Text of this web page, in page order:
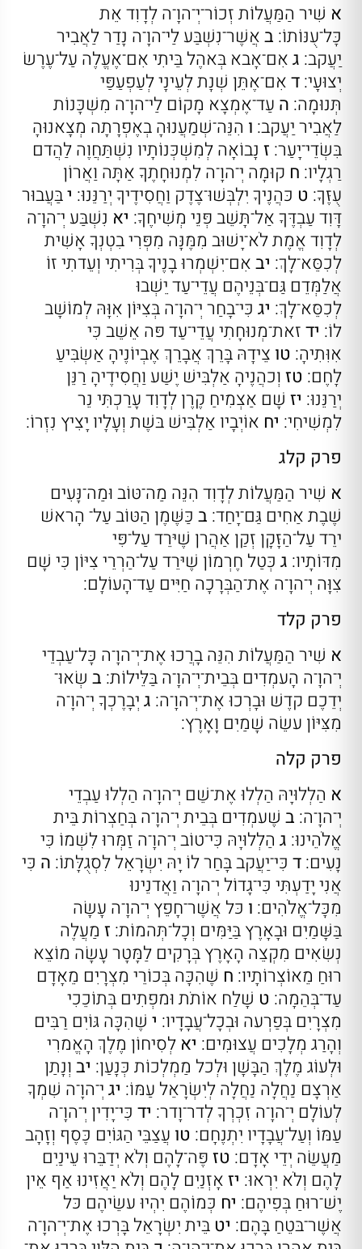
א שִׁיר הַמַּעֲלוֹת זְכוֹר־יְ־הוָ־ה לְדָוִד אֵת
כָּל־עֻנּוֹתוֹ: באֲשֶׁר־נִשְׁבַּע לַי־הוָ־ה נָדַר לַאֲבִיר
יַעֲקב: גאִם־אָבא בְּאהֶל בֵּיתִי אִם־אֶעֱלֶה עַל־עֶרֶשׂ
יְצוּעָי:דאִם־אֶתֵּן שְׁנָת לְעֵינָי לְעַפְעַפַּי
תְּנוּמָה: ה עַד־אֶמְצָא מָקוֹם לַי־הוָ־ה מִשְׁכָּנוֹת
לַאֲבִיר יַעֲקב: ו הִנֵּה־שְׁמַעֲנוּהָ בְאֶפְרָתָה מְצָאנוּהָ
בִּשְׂדֵי־יָעַר: ז נָבוֹאָה לְמִשְׁכְּנוֹתָיו נִשְׁתַּחֲוֶה לַהֲדם
רַגְלָיו: ח קוּמָה יְ־הוָ־ה לִמְנוּחָתֶךָ אַתָּה וַאֲרוֹן
עֻזֶּךָ: ט כּהֲנֶיךָ יִלְבְּשׁוּ־צֶדֶק וַחֲסִידֶיךָ יְרַנֵּנוּ: יבַּעֲבוּר
דָּוִד עַבְדֶּךָ אַל־תָּשֵׁב פְּנֵי מְשִׁיחֶךָ: יא נִשְׁבַּע יְ־הוָ־ה
לְדָוִד אֱמֶת לֹא־יָשׁוּב מִמֶּנָּה מִפְּרִי בִטְנְךָ אָשִׁית
לְכִסֵּא־לָךְ: יבאִם־יִשְׁמְרוּ בָנֶיךָ בְּרִיתִי וְעֵדתִי זוֹ
אֲלַמְּדֵם גַּם־בְּנֵיהֶם עֲדֵי־עַד יֵשְׁבוּ
לְכִסֵּא־לָךְ: יג כִּי־בָחַר יְ־הוָ־ה בְּצִיּוֹן אִוָּהּ לְמוֹשָׁב
לוֹ: ידזאת־מְנוּחָתִי עֲדֵי־עַד פּה אֵשֵׁב כִּי
אִוִּתִיהָ: טו צֵידָהּ בָּרֵךְ אֲבָרֵךְ אֶבְיוֹנֶיהָ אַשְׂבִּיעַ
לָחֶם: טזוְכהֲנֶיהָ אַלְבִּישׁ יֶשַׁע וַחֲסִידֶיהָ רַנֵּן
יְרַנֵּנוּ: יז שָׁם אַצְמִיחַ קֶרֶן לְדָוִד עָרַכְתִּי נֵר
לִמְשִׁיחִי: יח אוֹיְבָיו אַלְבִּישׁ בּשֶׁת וְעָלָיו יָצִיץ נִזְרוֹ:
פרק קלג
א שִׁיר הַמַּעֲלוֹת לְדָוִד הִנֵּה מַה־טּוֹב וּמַה־נָּעִים
שֶׁבֶת אַחִים גַּם־יָחַד: ב כַּשֶּׁמֶן הַטּוֹב עַל־ הָראשׁ
ירֵד עַל־הַזָּקָן זְקַן אַהֲרן שֶׁיּרֵד עַל־פִּי
מִדּוֹתָיו: ג כְּטַל חֶרְמוֹן שֶׁיּרֵד עַל־הַרְרֵי צִיּוֹן כִּי שָׁם
צִוָּה יְ־הוָ־ה אֶת־הַבְּרָכָה חַיִּים עַד־הָעוֹלָם:
פרק קלד
א שִׁיר הַמַּעֲלוֹת הִנֵּה בָרֲכוּ אֶת־יְ־הוָ־ה כָּל־עַבְדֵי
יְ־הוָ־ה הָעמְדִים בְּבֵית־יְ־הוָ־ה בַּלֵּילוֹת: ב שְׂאוּ־
יְדֵכֶם קדֶשׁ וּבָרְכוּ אֶת־יְ־הוָ־ה: גיְבָרֶכְךָ יְ־הוָ־ה
מִצִּיּוֹן עשֵׂה שָׁמַיִם וָאָרֶץ:
פרק קלה
א הַלְלוּיָהּ הַלְלוּ אֶת־שֵׁם יְ־הוָ־ה הַלְלוּ עַבְדֵי
יְ־הוָ־ה: ב שֶׁעמְדִים בְּבֵית יְ־הוָ־ה בְּחַצְרוֹת בֵּית
אֱלֹהֵינוּ: ג הַלְלוּיָהּ כִּי־טוֹב יְ־הוָ־ה זַמְּרוּ לִשְׁמוֹ כִּי
נָעִים:ד כִּי־יַעֲקב בָּחַר לוֹ יָהּ יִשְׂרָאֵל לִסְגֻלָּתוֹ: ה כִּי
אֲנִי יָדַעְתִּי כִּי־גָדוֹל יְ־הוָ־ה וַאֲדנֵינוּ
מִכָּל־אֱלֹהִים: ו כּל אֲשֶׁר־חָפֵץ יְ־הוָ־ה עָשָׂה
בַּשָּׁמַיִם וּבָאָרֶץ בַּיַּמִּים וְכָל־תְּהמוֹת: ז מַעֲלֶה
נְשִׂאִים מִקְצֵה הָאָרֶץ בְּרָקִים לַמָּטָר עָשָׂה מוֹצֵא
רוּחַ מֵאוֹצְרוֹתָיו: ח שֶׁהִכָּה בְּכוֹרֵי מִצְרָיִם מֵאָדָם
עַד־בְּהֵמָה: ט שָׁלַח אוֹתֹת וּמפְתִים בְּתוֹכֵכִי
מִצְרָיִם בְּפַרְעה וּבְכָל־עֲבָדָיו: י שֶׁהִכָּה גּוֹיִם רַבִּים
וְהָרַג מְלָכִים עֲצוּמִים: יא לְסִיחוֹן מֶלֶךְ הָאֱמרִי
וּלְעוֹג מֶלֶךְ הַבָּשָׁן וּלְכל מַמְלְכוֹת כְּנָעַן: יבוְנָתַן
אַרְצָם נַחֲלָה נַחֲלָה לְיִשְׂרָאֵל עַמּוֹ: יגיְ־הוָ־ה שִׁמְךָ
לְעוֹלָם יְ־הוָ־ה זִכְרְךָ לְדר־וָדר: יד כִּי־יָדִין יְ־הוָ־ה
עַמּוֹ וְעַל־עֲבָדָיו יִתְנֶחָם: טו עֲצַבֵּי הַגּוֹיִם כֶּסֶף וְזָהָב
מַעֲשֵׂה יְדֵי אָדָם: טזפֶּה־לָהֶם וְלֹא יְדַבֵּרוּ עֵינַיִם
לָהֶם וְלֹא יִרְאוּ: יזאָזְנַיִם לָהֶם וְלֹא יַאֲזִינוּ אַף אֵין
יֶשׁ־רוּחַ בְּפִיהֶם: יח כְּמוֹהֶם יִהְיוּ עשֵׂיהֶם כּל
אֲשֶׁר־בּטֵחַ בָּהֶם: יט בֵּית יִשְׂרָאֵל בָּרְכוּ אֶת־יְ־הוָ־ה